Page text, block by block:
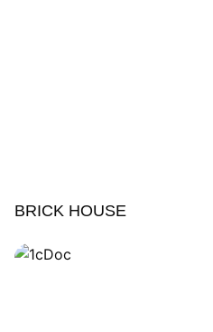
BRICK HOUSE